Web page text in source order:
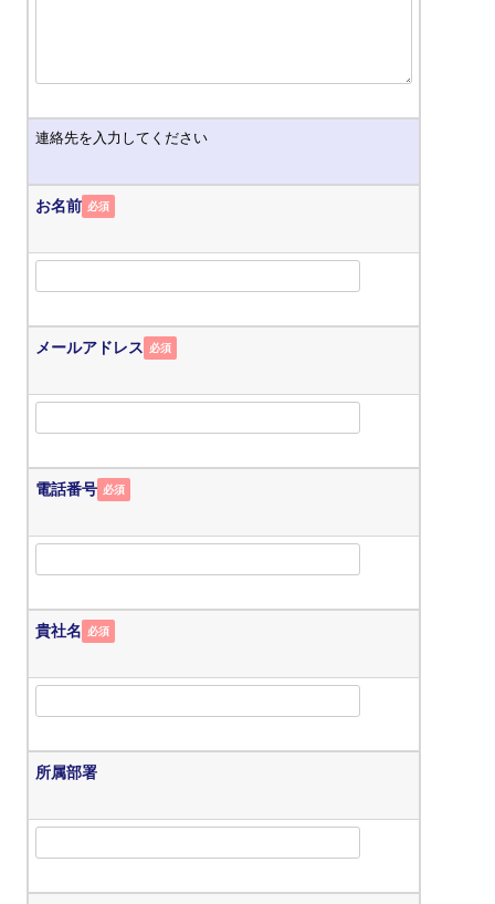
連絡先を入力してください
お名前 必須
メールアドレス 必須
電話番号 必須
貴社名 必須
所属部署